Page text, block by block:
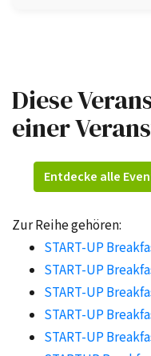
Diese
einer
Entdecke alle
Zur Reihe gehören:
START-UP
START-UP
START-UP
START-UP
START-UP